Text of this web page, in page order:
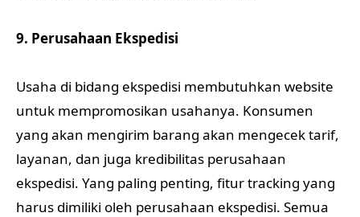
9. Perusahaan Ekspedisi
Usaha di bidang ekspedisi membutuhkan website
untuk mempromosikan usahanya. Konsumen
yang akan mengirim barang akan mengecek tarif,
layanan, dan juga kredibilitas perusahaan
ekspedisi. Yang paling penting, fitur tracking yang
harus dimiliki oleh perusahaan ekspedisi. Semua